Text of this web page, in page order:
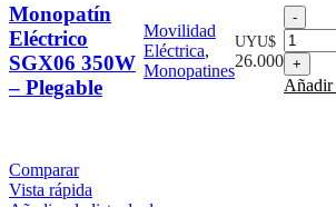
Monopatín
Eléctrico
SGX06 350W
– Plegable
Movilidad
Eléctrica,
Monopatines
UYU$
26.000
–
Añadir
Comparar
Vista rápida